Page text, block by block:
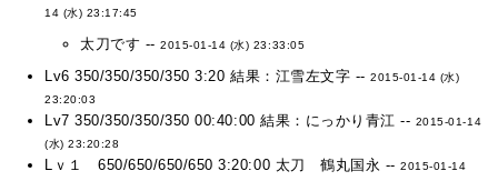
14 (水) 23:17:45
太刀です --2015-01-14 (水) 23:33:05
Lv6 350/350/350/350 3:20 結果：江雪左文字 --2015-01-14 (水)
23:20:03
Lv7 350/350/350/350 00:40:00 結果：にっかり青江 -- 2015-01-14
(水) 23:20:28
Lｖ１ 650/650/650/650 3:20:00 太刀 鶴丸国永 --2015-01-14